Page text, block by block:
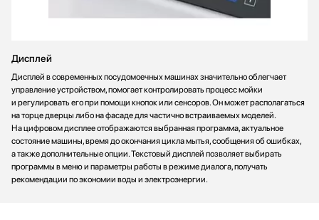
Дисплей
Дисплей в современных посудомоечных машинах значительно облегчает
управление устройством, помогает контролировать процесс мойки
и регулировать его при помощи кнопок или сенсоров. Он может располагаться
на торце дверцы либо на фасаде для частично встраиваемых моделей.
На цифровом дисплее отображаются выбранная программа, актуальное
состояние машины, время до окончания цикла мытья, сообщения об ошибках,
а также дополнительные опции. Текстовый дисплей позволяет выбирать
программы в меню и параметры работы в режиме диалога, получать
рекомендации по экономии воды и электроэнергии.